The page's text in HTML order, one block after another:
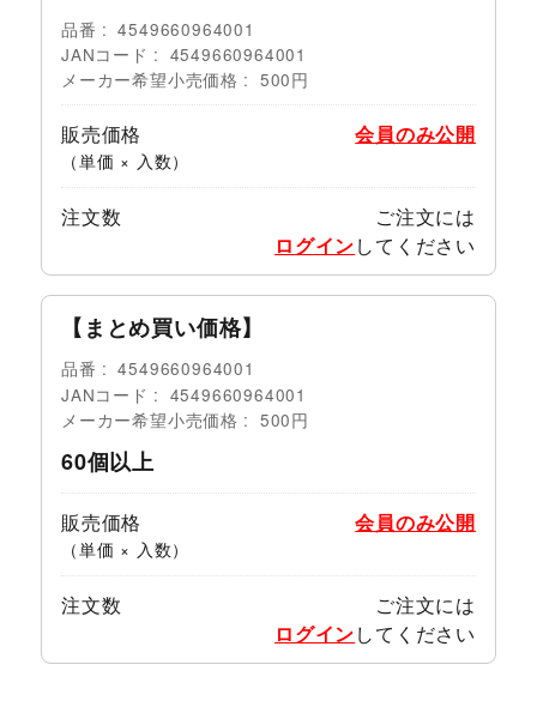
品番
4549660964001
JANコード
4549660964001
メーカー希望小売価格
500円
販売価格
（単価 × 入数）
会員のみ公開
注文数
ご注文には
ログインしてください
【まとめ買い価格】
品番
4549660964001
JANコード
4549660964001
メーカー希望小売価格
500円
60個以上
販売価格
（単価 × 入数）
会員のみ公開
注文数
ご注文には
ログインしてください